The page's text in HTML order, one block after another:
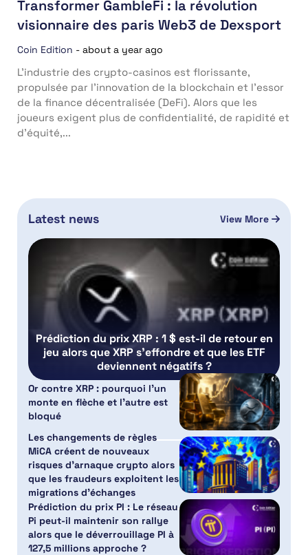
Transformer GambleFi : la révolution
visionnaire des paris Web3 de Dexsport
Coin Edition - about a year ago
L’industrie des crypto-casinos est florissante,
propulsée par l’innovation de la blockchain et l’essor
de la finance décentralisée (DeFi). Alors que les
joueurs exigent plus de confidentialité, de rapidité et
d’équité,...
Latest news View More
Prédiction du prix XRP : 1 $ est-il de retour en
jeu alors que XRP s’effondre et que les ETF
deviennent négatifs ?
Or contre XRP : pourquoi l’un
monte en flèche et l’autre est
bloqué
Les changements de règles
MiCA créent de nouveaux
risques d’arnaque crypto alors
que les fraudeurs exploitent les
migrations d’échanges
Prédiction du prix PI : Le réseau
Pi peut-il maintenir son rallye
alors que le déverrouillage PI à
127,5 millions approche ?